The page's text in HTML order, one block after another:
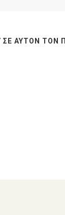
ΑΥΤΌΝ ΤΟΝ